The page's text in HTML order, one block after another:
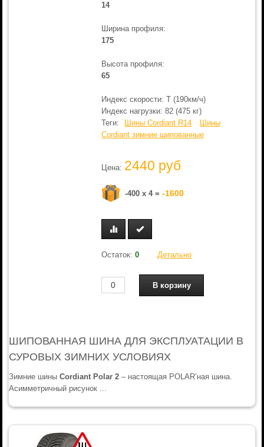
14
Ширина профиля:
175
Высота профиля:
65
Индекс скорости: T (190км/ч)
Индекс нагрузки: 82 (475 кг)
Теги:
Шины Cordiant R14
Шины
Cordiant зимние шипованные
Цена: 2440 руб
-400 x 4 =-1600
Остаток:0 Детально
ШИПОВАННАЯ ШИНА ДЛЯ ЭКСПЛУАТАЦИИ В
СУРОВЫХ ЗИМНИХ УСЛОВИЯХ
Зимние шины Cordiant Polar 2– настоящая POLAR’ная шина.
Асимметричный рисунок ...